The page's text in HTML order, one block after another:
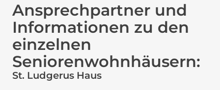
Ansprechpartner und
Informationen zu den
einzelnen
Seniorenwohnhäusern:
St. Ludgerus Haus